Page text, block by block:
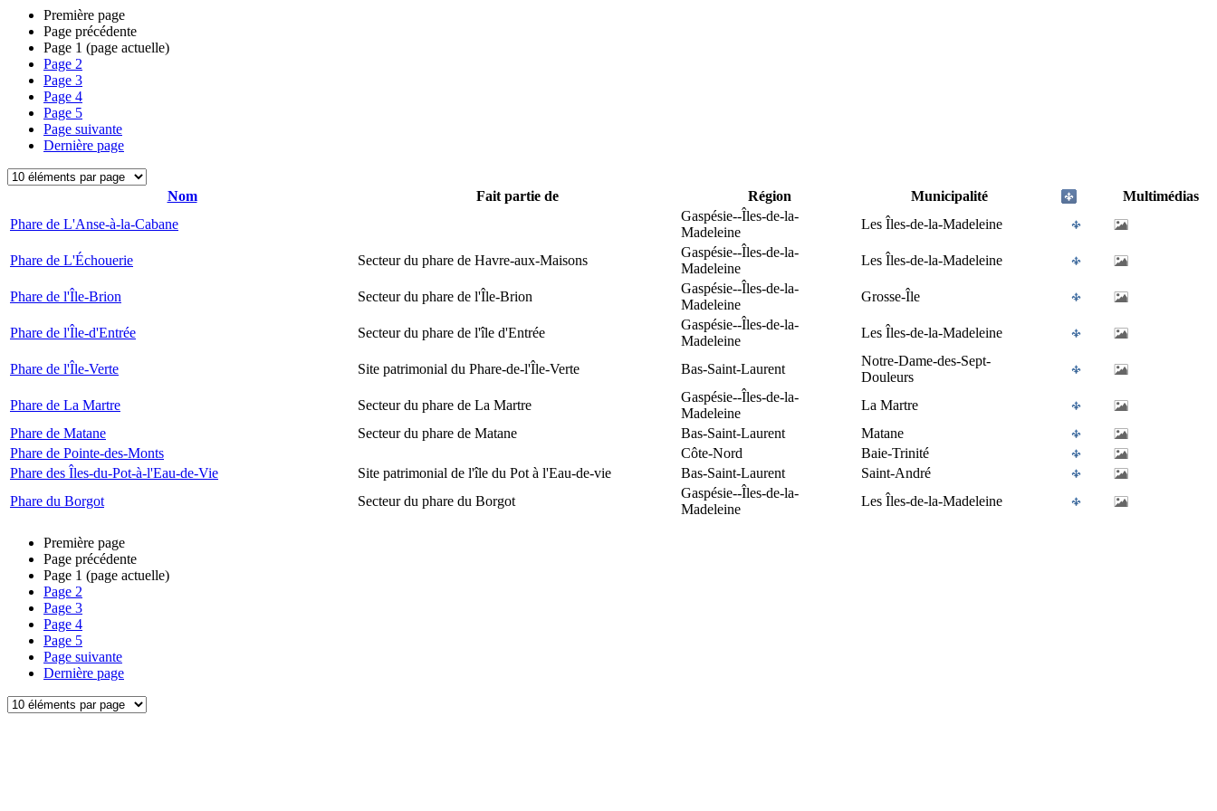
Première page
Page précédente
Page 1 (page actuelle)
Page 2
Page 3
Page 4
Page 5
Page suivante
Dernière page
Nom Fait partie de Région Municipalité
Multimédias
Phare de L'Anse-à-la-Cabane
Gaspésie--Îles-de-la-
Madeleine
Les Îles-de-la-Madeleine
Phare de L'Échouerie Secteur du phare de Havre-aux-Maisons
Gaspésie--Îles-de-la-
Madeleine
Les Îles-de-la-Madeleine
Phare de l'Île-Brion Secteur du phare de l'Île-Brion
Gaspésie--Îles-de-la-
Madeleine
Grosse-Île
Phare de l'Île-d'Entrée Secteur du phare de l'île d'Entrée
Gaspésie--Îles-de-la-
Madeleine
Les Îles-de-la-Madeleine
Phare de l'Île-Verte Site patrimonial du Phare-de-l'Île-Verte Bas-Saint-Laurent
Notre-Dame-des-Sept-
Douleurs
Phare de La Martre
Secteur du phare de La Martre
Gaspésie--Îles-de-la-
Madeleine
La Martre
Phare de Matane
Secteur du phare de Matane Bas-Saint-Laurent
Matane
Phare de Pointe-des-Monts
Côte-Nord
Baie-Trinité
Phare des Îles-du-Pot-à-l'Eau-de-Vie
Site patrimonial de l'île du Pot à l'Eau-de-vie Bas-Saint-Laurent
Saint-André
Phare du Borgot
Secteur du phare du Borgot
Gaspésie--Îles-de-la-
Madeleine
Les Îles-de-la-Madeleine
Première page
Page précédente
Page 1 (page actuelle)
Page 2
Page 3
Page 4
Page 5
Page suivante
Dernière page